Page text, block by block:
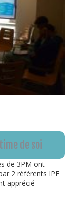
de soi
de 3PM ont
2 référents IPE
apprécié